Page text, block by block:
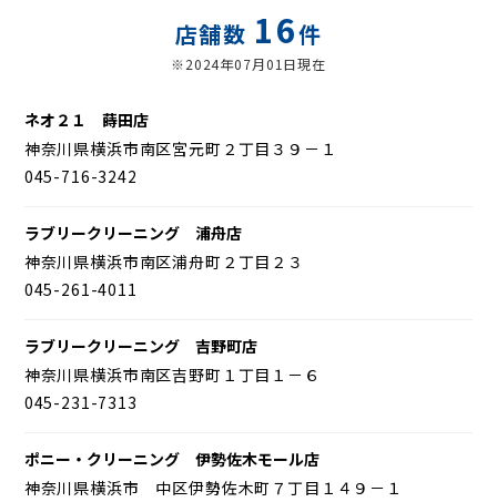
店舗数 16件
※2024年07月01日現在
ネオ２１ 蒔田店
神奈川県横浜市南区宮元町２丁目３９－１
045-716-3242
ラブリークリーニング 浦舟店
神奈川県横浜市南区浦舟町２丁目２３
045-261-4011
ラブリークリーニング 吉野町店
神奈川県横浜市南区吉野町１丁目１－６
045-231-7313
ポニー・クリーニング 伊勢佐木モール店
神奈川県横浜市 中区伊勢佐木町７丁目１４９－１